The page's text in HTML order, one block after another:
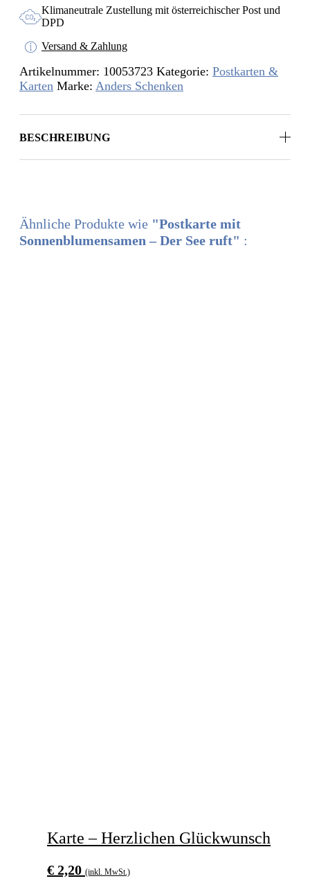
ruft
Menge
Klimaneutrale Zustellung mit österreichischer Post und
DPD
Versand & Zahlung
Artikelnummer: 10053723 Kategorie: Postkarten &
Karten Marke: Anders Schenken
BESCHREIBUNG
Ähnliche Produkte wie "Postkarte mit
Sonnenblumensamen – Der See ruft" :
Karte – Herzlichen Glückwunsch
€ 2,20 (inkl. MwSt.)